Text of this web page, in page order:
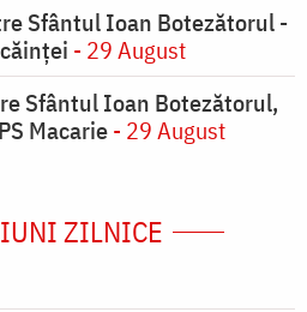
Sfântul Ioan Botezătorul -
- 29 August
Sfântul Ioan Botezătorul,
Macarie- 29 August
ZILNICE